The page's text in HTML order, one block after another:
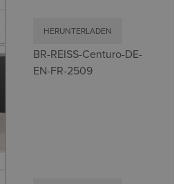
HERUNTERLADEN
BR-REISS-Centuro-DE-
EN-FR-2509